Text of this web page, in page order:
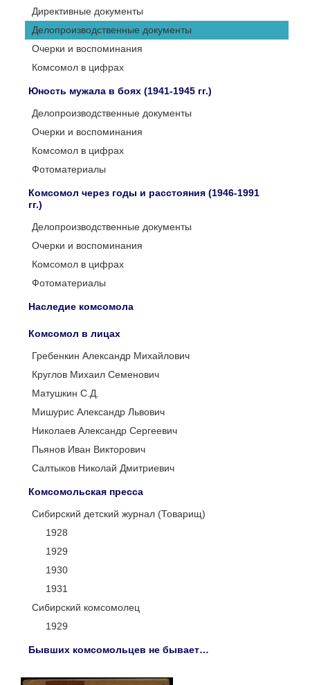
Директивные документы
Делопроизводственные документы
Очерки и воспоминания
Комсомол в цифрах
Юность мужала в боях (1941-1945 гг.)
Делопроизводственные документы
Очерки и воспоминания
Комсомол в цифрах
Фотоматериалы
Комсомол через годы и расстояния (1946-1991
гг.)
Делопроизводственные документы
Очерки и воспоминания
Комсомол в цифрах
Фотоматериалы
Наследие комсомола
Комсомол в лицах
Гребенкин Александр Михайлович
Круглов Михаил Семенович
Матушкин С.Д.
Мишурис Александр Львович
Николаев Александр Сергеевич
Пьянов Иван Викторович
Салтыков Николай Дмитриевич
Комсомольская пресса
Сибирский детский журнал (Товарищ)
1928
1929
1930
1931
Сибирский комсомолец
1929
Бывших комсомольцев не бывает…